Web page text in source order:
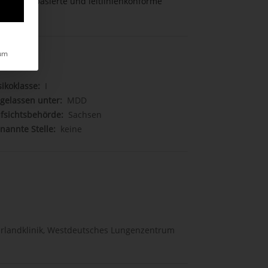
unter: MDD
Sachsen
Stelle: keine
Westdeutsches Lungenzentrum